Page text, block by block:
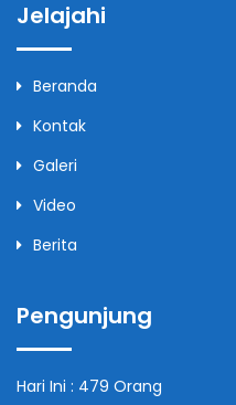
Jelajahi
Beranda
Kontak
Galeri
Video
Berita
Pengunjung
Hari Ini : 479 Orang